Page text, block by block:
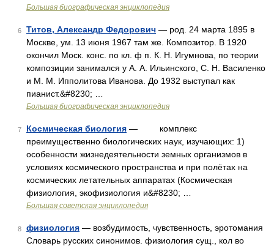
Большая биографическая энциклопедия
6 Титов, Александр Федорович — род. 24 марта 1895 в
Москве, ум. 13 июня 1967 там же. Композитор. В 1920
окончил Моск. конс. по кл. ф п. К. Н. Игумнова, по теории
композиции занимался у А. А. Ильинского, С. Н. Василенко
и M. M. Ипполитова Иванова. До 1932 выступал как
пианист.&#8230; …
Большая биографическая энциклопедия
7 Космическая биология — комплекс
преимущественно биологических наук, изучающих: 1)
особенности жизнедеятельности земных организмов в
условиях космического пространства и при полётах на
космических летательных аппаратах (Космическая
физиология, экофизиология и&#8230; …
Большая советская энциклопедия
8 физиология — возбудимость, чувственность, эротомания
Словарь русских синонимов. физиология сущ., кол во